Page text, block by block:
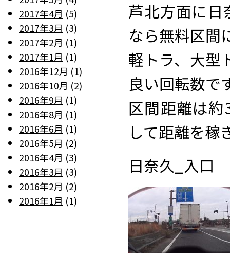
芦北方面に
なら無料区間
軽トラ、大型
良い回転数で
区間距離は
して距離を稼
日奈久_入口
2017年4月 (5)
2017年3月 (3)
2017年2月 (1)
2017年1月 (1)
2016年12月 (1)
2016年10月 (2)
2016年9月 (1)
2016年8月 (1)
2016年6月 (1)
2016年5月 (2)
2016年4月 (3)
2016年3月 (3)
2016年2月 (2)
2016年1月 (1)